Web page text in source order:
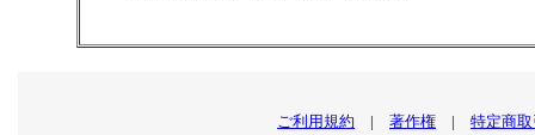
ご利用規約 | 著作権 | 特定商